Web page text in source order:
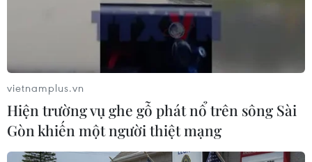
Sắc màu cổ tích ở Lễ hội đường phố Giáng
vietnamplus.vn
Hiện trường vụ ghe gỗ phát nổ trên sông Sài
Gòn khiến một người thiệt mạng